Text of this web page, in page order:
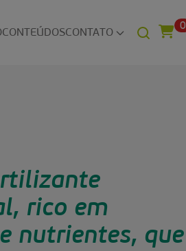
CONTEÚDOSCONTATO
0
rico em
nutrientes, que